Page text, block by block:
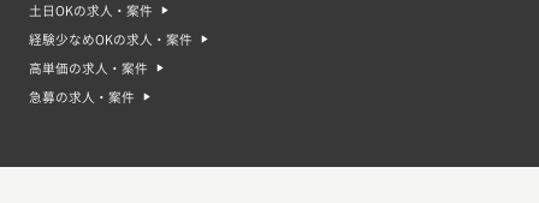
土日OKの求人・案件
経験少なめOKの求人・案件
高単価の求人・案件
急募の求人・案件